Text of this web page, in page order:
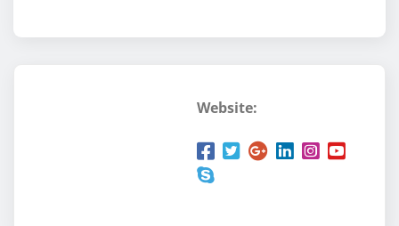
Website: